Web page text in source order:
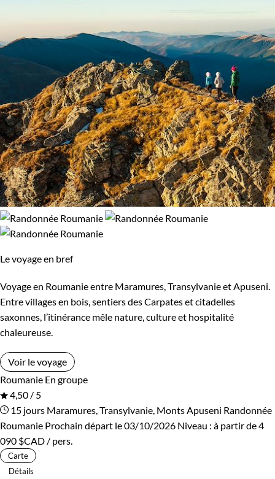
N'hésitez pas à embrasser la chaleureuse culture locale lors
de votre exploration. Roulez sur le chemin des croyances
anciennes d'une nation qui a habillement tissé des siècles
d'invasions, de règles et de changement, toujours ancrée
dans une fierté indéfectible. Alors, êtes-vous prêt à prendre
part à l'aventure roumaine?
Guide de voyage Roumanie
Le voyage en bref
Voyage en Roumanie entre Maramures, Transylvanie et Apuseni.
Entre villages en bois, sentiers des Carpates et citadelles
saxonnes, l’itinérance mêle nature, culture et hospitalité
chaleureuse.
Voir le voyage
Roumanie En groupe
4,50 / 5
15 jours Maramures, Transylvanie, Monts Apuseni Randonnée
Roumanie Prochain départ le 03/10/2026 Niveau : à partir de4
090 $CAD / pers.
Carte
Détails